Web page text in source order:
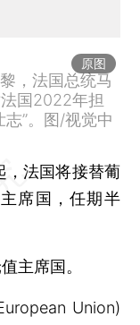
原图
，法国总统马
国2022年担
”。图/视觉中
，法国将接替葡
席国，任期半
主席国。
Union)